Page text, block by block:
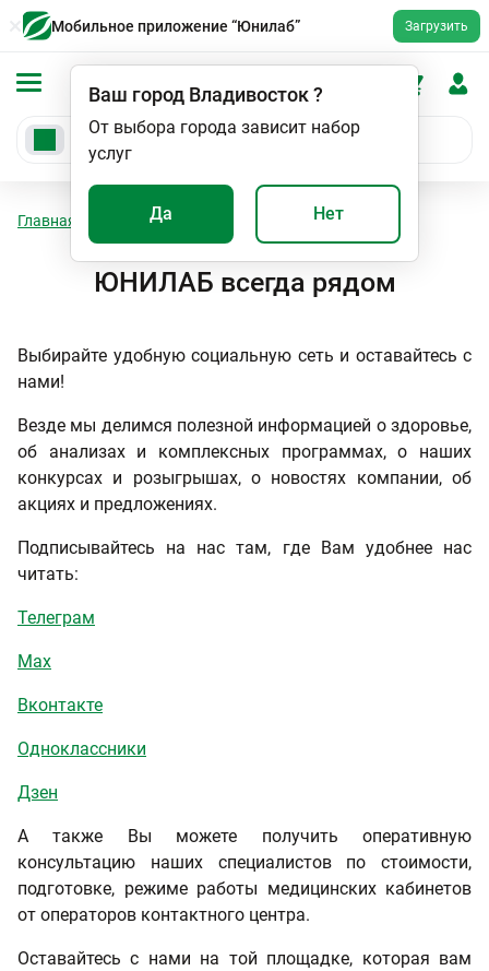
Мобильное приложение “Юнилаб” Загрузить
Ваш город Владивосток?
От выбора города зависит набор
услуг
Да Нет
Главная Новости ЮНИЛАБ всегда рядом
ЮНИЛАБ всегда рядом
Выбирайте удобную социальную сеть и оставайтесь с
нами!
Везде мы делимся полезной информацией о здоровье,
об анализах и комплексных программах, о наших
конкурсах и розыгрышах, о новостях компании, об
акциях и предложениях.
Подписывайтесь на нас там, где Вам удобнее нас
читать:
Телеграм
Max
Вконтакте
Одноклассники
Дзен
А также Вы можете получить оперативную
консультацию наших специалистов по стоимости,
подготовке, режиме работы медицинских кабинетов
от операторов контактного центра.
Оставайтесь с нами на той площадке, которая вам